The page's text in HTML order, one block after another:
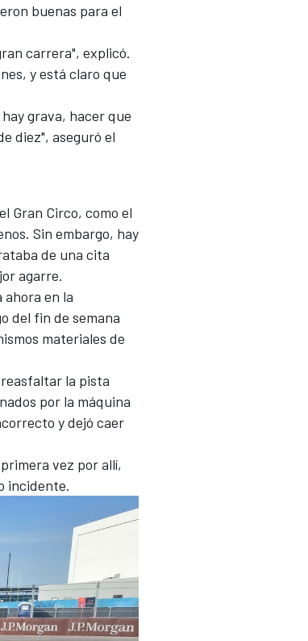
buenas para el
carrera", explicó.
y está claro que
grava, hacer que
diez", aseguró el
Gran Circo, como el
Sin embargo, hay
de una cita
agarre.
en la
del fin de semana
materiales de
la pista
por la máquina
y dejó caer
vez por allí,
incidente.